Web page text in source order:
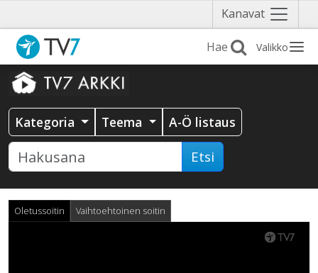
Kanavat Näytä
valikko
Valikko
Kategoria Teema A-Ö listaus
Etsi
Oletussoitin Vaihtoehtoinen soitin